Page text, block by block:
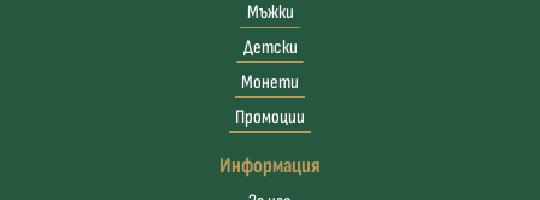
Мъжки
Детски
Монети
Промоции
Информация